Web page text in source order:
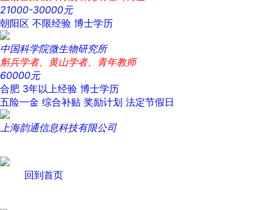
21000-30000元
朝阳区 不限经验 博士学历
中国科学院微生物研究所
斛兵学者、黄山学者、青年教师
60000元
合肥 3年以上经验 博士学历
五险一金 综合补贴 奖励计划 法定节假日
上海韵通信息科技有限公司
回到首页